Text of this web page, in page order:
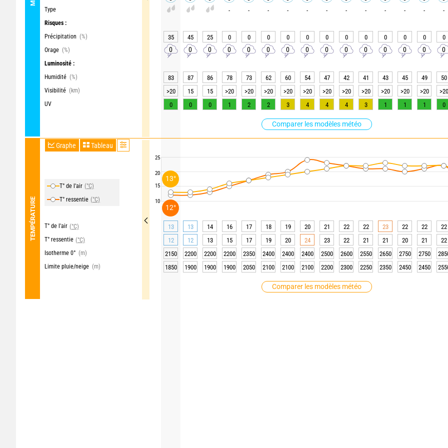
Type
Risques :
Précipitation (%)
Orage (%)
Luminosité :
Humidité (%)
Visibilité (km)
UV
Comparer les modèles météo
TEMPÉRATURE
Graphe Tableau
T° de l'air (°C)
T° ressentie (°C)
T° de l'air (°C)
T° ressentie (°C)
Isotherme 0° (m)
Limite pluie/neige (m)
Comparer les modèles météo
25
20
15
10
- - - - - - - - - - - -
35 45 25 0 0 0 0 0 0 0 0 0 0 0 0
0 0 0 0 0 0 0 0 0 0 0 0 0 0 0
83 87 86 78 73 62 60 54 47 42 41 43 45 49 50
>20
15 15 >20 >20 >20 >20 >20 >20 >20 >20 >20 >20 >20 >20
0
0 0 1 2 2 3 4 4 4 3 1 1 1 0
13 13 14 16 17 18 19 20 21 22 22 23 22 22 22
12
12 13 15 17 19 20 24 23 22 21 21 20 21 22
2150
2200 2200 2200 2350 2400 2400 2400 2500 2600 2550 2650 2750 2750
1850
1900 1900 1900 2050 2100 2100 2100 2200 2300 2250 2350 2450 2450
13°
12°